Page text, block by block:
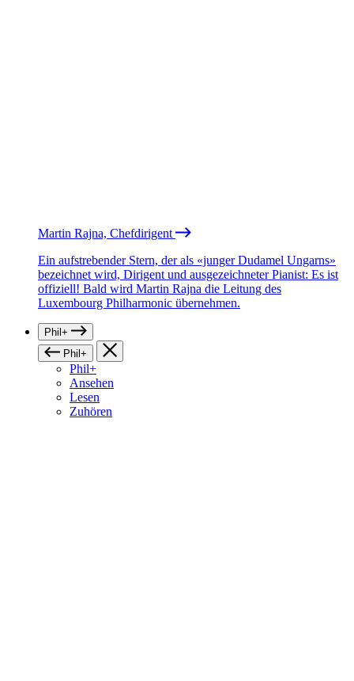
Martin Rajna, Chefdirigent
Ein aufstrebender Stern, der als «junger Dudamel Ungarns»
bezeichnet wird, Dirigent und ausgezeichneter Pianist: Es ist
offiziell! Bald wird Martin Rajna die Leitung des
Luxembourg Philharmonic übernehmen.
Phil+
Phil+
Phil+
Ansehen
Lesen
Zuhören